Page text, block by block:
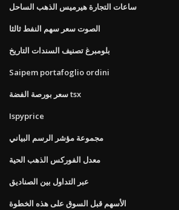
ساعات التجارة هيرميس الذهب الساحل
الصوت سعر سهم النفط ثالثا
بلومبرغ تصنيف السندات التاريخ
Saipem portafoglio ordini
سعر بورصة الفضة tsx
Ispyprice
مجموعة مؤشر الرسم البياني
معدل الفوركس الذهب الحية
عبر التداول بين الصناديق
الأسهم قبل السوق على هذه الخطوة